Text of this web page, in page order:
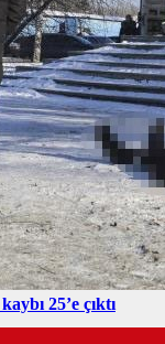
25’e çıktı